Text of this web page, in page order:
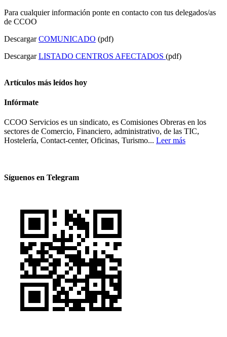
Para cualquier información ponte en contacto con tus delegados/as
de CCOO
DescargarCOMUNICADO (pdf)
DescargarLISTADO CENTROS AFECTADOS (pdf)
Artículos más leídos hoy
Infórmate
CCOO Servicios es un sindicato, es Comisiones Obreras en los
sectores de Comercio, Financiero, administrativo, de las TIC,
Hostelería, Contact-center, Oficinas, Turismo... Leer más
Síguenos en Telegram